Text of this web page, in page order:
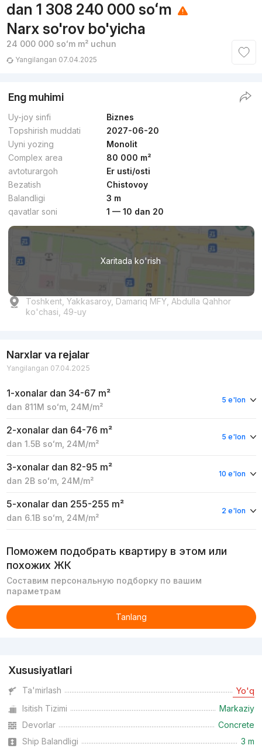
dan 1 308 240 000 soʻm
Narx so'rov bo'yicha
24 000 000 soʻmm² uchun
Yangilangan 07.04.2025
Eng muhimi
Uy-joy sinfi
Biznes
Topshirish muddati
2027-06-20
Uyni yozing
Monolit
Complex area
80 000 m²
avtoturargoh
Er usti/osti
Bezatish
Chistovoy
Balandligi
3 m
qavatlar soni
1 — 10 dan 20
Xaritada ko'rish
Toshkent, Yakkasaroy, Damariq MFY, Abdulla Qahhor
ko'chasi, 49-uy
Narxlar va rejalar
Yangilangan 07.04.2025
1-xonalar dan 34-67 m²
dan 811M soʻm, 24M/m²
5 e'lon
2-xonalar dan 64-76 m²
dan 1.5B soʻm, 24M/m²
5 e'lon
3-xonalar dan 82-95 m²
dan 2B soʻm, 24M/m²
10 e'lon
5-xonalar dan 255-255 m²
dan 6.1B soʻm, 24M/m²
2 e'lon
Поможем подобрать квартиру в этом или
похожих ЖК
Составим персональную подборку по вашим
параметрам
Tanlang
Xususiyatlari
Ta'mirlash Yo'q
Isitish Tizimi
Markaziy
Devorlar
Concrete
Ship Balandligi
3 m